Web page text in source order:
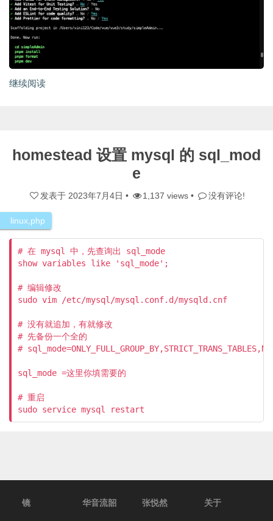
继续阅读
homestead 设置 mysql 的 sql_mod
e
发表于 2023年7月4日 • 1,137 views • 没有评论!
linux,php
# 在 mysql 中，先查询出 sql_mode
show variables like 'sql_mode';
# 编辑修改
sudo vim /etc/mysql/mysql.conf.d/mysqld.cnf
# 没有就追加，有就修改
# 先备份一个全的
#
sql_mode =这里你填需要的
# 重启
sudo service mysql restart
镜 华音流韶 张悦然 关于